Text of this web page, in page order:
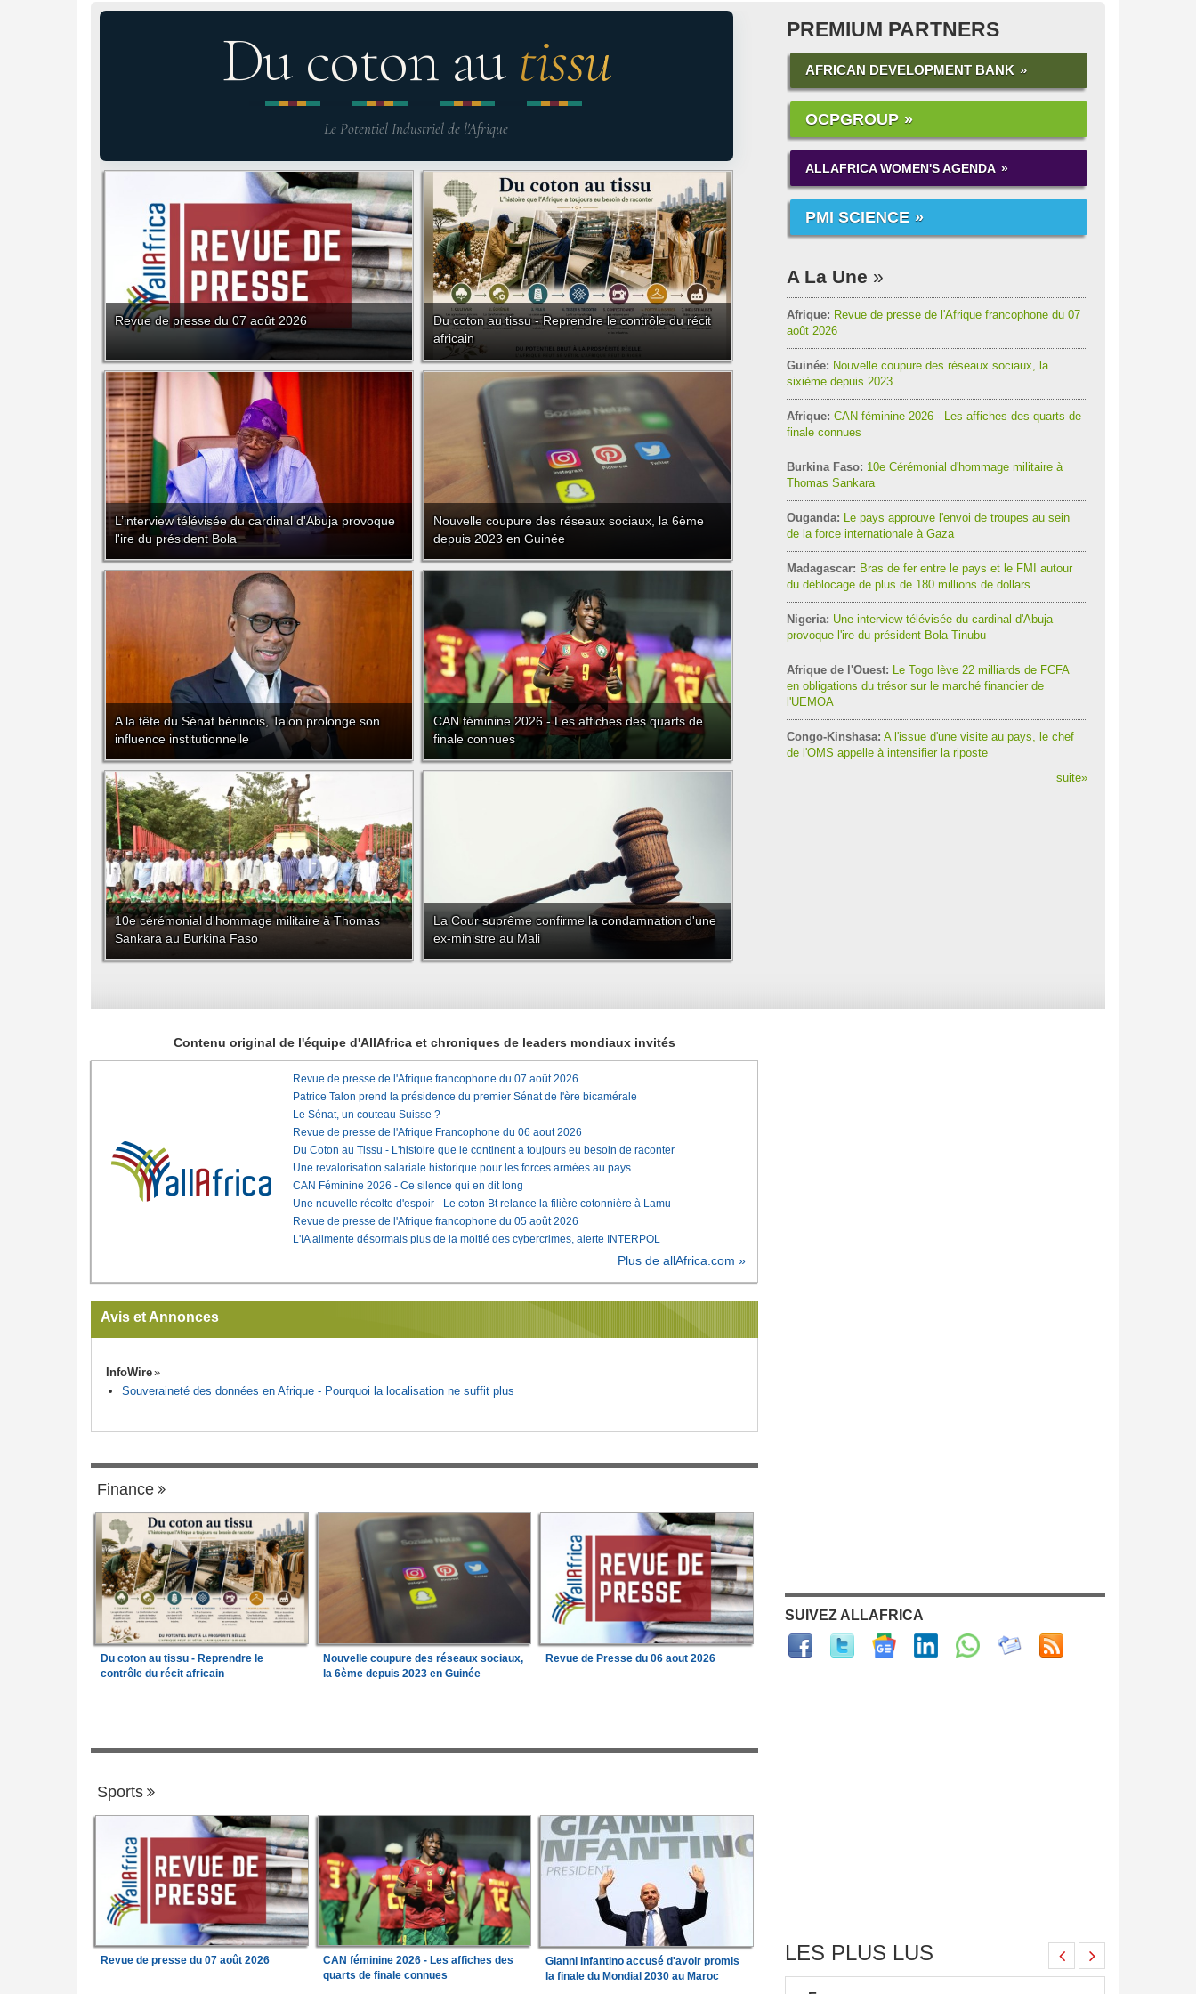
Du coton au tissu
Le Potentiel Industriel de l'Afrique
Revue de presse du 07 août 2026
Du coton au tissu - Reprendre le contrôle du récit
africain
L’interview télévisée du cardinal d'Abuja provoque
l'ire du président Bola
Nouvelle coupure des réseaux sociaux, la 6ème
depuis 2023 en Guinée
A la tête du Sénat béninois, Talon prolonge son
influence institutionnelle
CAN féminine 2026 - Les affiches des quarts de
finale connues
10e cérémonial d'hommage militaire à Thomas
Sankara au Burkina Faso
La Cour suprême confirme la condamnation d'une
ex-ministre au Mali
PREMIUM PARTNERS
AFRICAN DEVELOPMENT BANK
OCPGROUP
ALLAFRICA WOMEN'S AGENDA
PMI SCIENCE
A La Une
Afrique: Revue de presse de l'Afrique francophone du 07
août 2026
Guinée: Nouvelle coupure des réseaux sociaux, la
sixième depuis 2023
Afrique: CAN féminine 2026 - Les affiches des quarts de
finale connues
Burkina Faso: 10e Cérémonial d'hommage militaire à
Thomas Sankara
Ouganda: Le pays approuve l'envoi de troupes au sein
de la force internationale à Gaza
Madagascar: Bras de fer entre le pays et le FMI autour
du déblocage de plus de 180 millions de dollars
Nigeria: Une interview télévisée du cardinal d'Abuja
provoque l'ire du président Bola Tinubu
Afrique de l'Ouest: Le Togo lève 22 milliards de FCFA
en obligations du trésor sur le marché financier de
l'UEMOA
Congo-Kinshasa: A l'issue d'une visite au pays, le chef
de l'OMS appelle à intensifier la riposte
suite»
Contenu original de l'équipe d'AllAfrica et chroniques de leaders mondiaux invités
Revue de presse de l'Afrique francophone du 07 août 2026
Patrice Talon prend la présidence du premier Sénat de l'ère bicamérale
Le Sénat, un couteau Suisse ?
Revue de presse de l'Afrique Francophone du 06 aout 2026
Du Coton au Tissu - L'histoire que le continent a toujours eu besoin de raconter
Une revalorisation salariale historique pour les forces armées au pays
CAN Féminine 2026 - Ce silence qui en dit long
Une nouvelle récolte d'espoir - Le coton Bt relance la filière cotonnière à Lamu
Revue de presse de l'Afrique francophone du 05 août 2026
L'IA alimente désormais plus de la moitié des cybercrimes, alerte INTERPOL
Plus de allAfrica.com »
Avis et Annonces
InfoWire
Souveraineté des données en Afrique - Pourquoi la localisation ne suffit plus
Finance
Du coton au tissu - Reprendre le
contrôle du récit africain
Nouvelle coupure des réseaux sociaux,
la 6ème depuis 2023 en Guinée
Revue de Presse du 06 aout 2026
Sports
Revue de presse du 07 août 2026
CAN féminine 2026 - Les affiches des
quarts de finale connues
Gianni Infantino accusé d'avoir promis
la finale du Mondial 2030 au Maroc
SUIVEZ ALLAFRICA
LES PLUS LUS